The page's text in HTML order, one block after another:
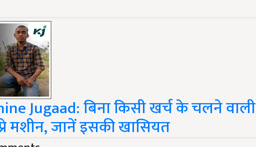
Jugaad: बिना किसी खर्च के चलने वाली
मशीन, जानें इसकी खासियत